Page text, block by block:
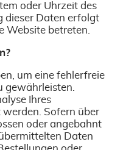
oder Uhrzeit des
dieser Daten erfolgt
Website betreten.
um eine fehlerfreie
gewährleisten.
Ihres
Sofern über
oder angebahnt
Daten